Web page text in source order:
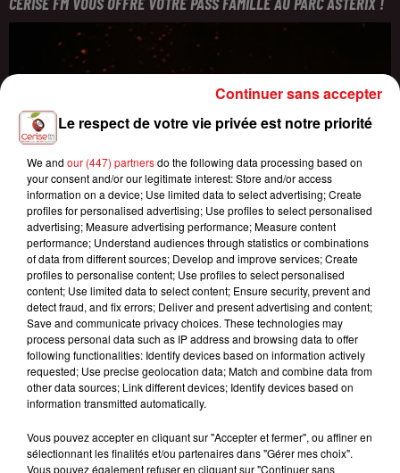
JUILLET, DES...
Le respect de votre vie privée est notre priorité
We and our (447) partnersdo the following data processing based on
your consent and/or our legitimate interest: Store and/or access
information on a device; Use limited data to select advertising; Create
profiles for personalised advertising; Use profiles to select personalised
advertising; Measure advertising performance; Measure content
performance; Understand audiences through statistics or combinations
of data from different sources; Develop and improve services; Create
profiles to personalise content; Use profiles to select personalised
content; Use limited data to select content; Ensure security, prevent and
detect fraud, and fix errors; Deliver and present advertising and content;
Save and communicate privacy choices. These technologies may
process personal data such as IP address and browsing data to offer
following functionalities: Identify devices based on information actively
requested; Use precise geolocation data; Match and combine data from
other data sources; Link different devices; Identify devices based on
information transmitted automatically.
Vous pouvez accepter en cliquant sur "Accepter et fermer", ou affiner en
sélectionnant les finalités et/ou partenaires dans "Gérer mes choix".
Vous pouvez également refuser en cliquant sur "Continuer sans
Continuer sans accepter